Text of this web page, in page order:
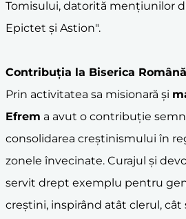
Tomisului, datorită mențiunilor
Epictet și Astion".
Contribuția la Biserica Română
Prin activitatea sa misionară și
Efrem a avut o contribuție
consolidarea creștinismului în
zonele învecinate. Curajul și
servit drept exemplu pentru
creștini, inspirând atât clerul, cât